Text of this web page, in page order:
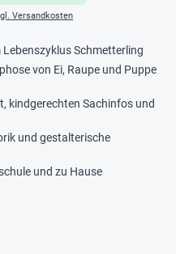
Versandkosten
Schmetterling
von Ei, Raupe und Puppe
kindgerechten Sachinfos und
und gestalterische
und zu Hause